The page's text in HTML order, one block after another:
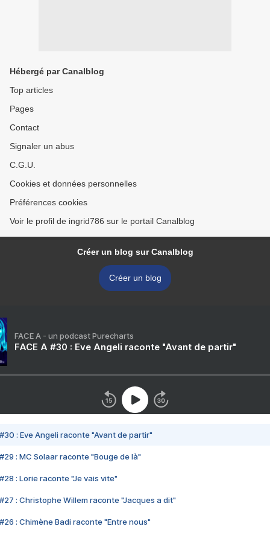
Hébergé par Canalblog
Top articles
Pages
Contact
Signaler un abus
C.G.U.
Cookies et données personnelles
Préférences cookies
Voir le profil de ingrid786 sur le portail Canalblog
Créer un blog sur Canalblog
Créer un blog
FACE A - un podcast Purecharts
FACE A #30 : Eve Angeli raconte "Avant de partir"
#30 : Eve Angeli raconte "Avant de partir"
#29 : MC Solaar raconte "Bouge de là"
#28 : Lorie raconte "Je vais vite"
#27 : Christophe Willem raconte "Jacques a dit"
#26 : Chimène Badi raconte "Entre nous"